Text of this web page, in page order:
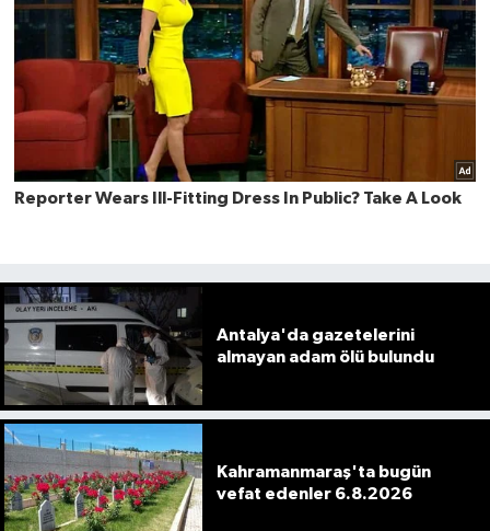
Antalya'da gazetelerini
almayan adam ölü bulundu
Kahramanmaraş'ta bugün
vefat edenler 6.8.2026